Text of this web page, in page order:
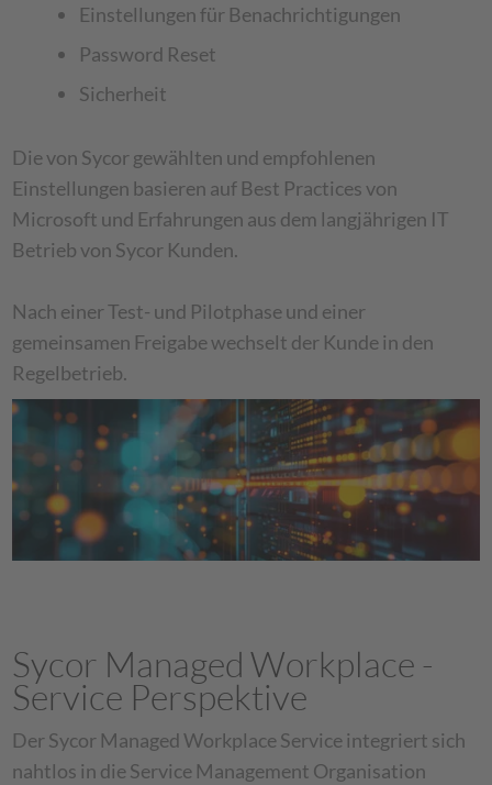
Einstellungen für Benachrichtigungen
Password Reset
Sicherheit
Die von Sycor gewählten und empfohlenen
Einstellungen basieren auf Best Practices von
Microsoft und Erfahrungen aus dem langjährigen IT
Betrieb von Sycor Kunden.
Nach einer Test- und Pilotphase und einer
gemeinsamen Freigabe wechselt der Kunde in den
Regelbetrieb.
Sycor Managed Workplace -
Service Perspektive
Der Sycor Managed Workplace Service integriert sich
nahtlos in die Service Management Organisation